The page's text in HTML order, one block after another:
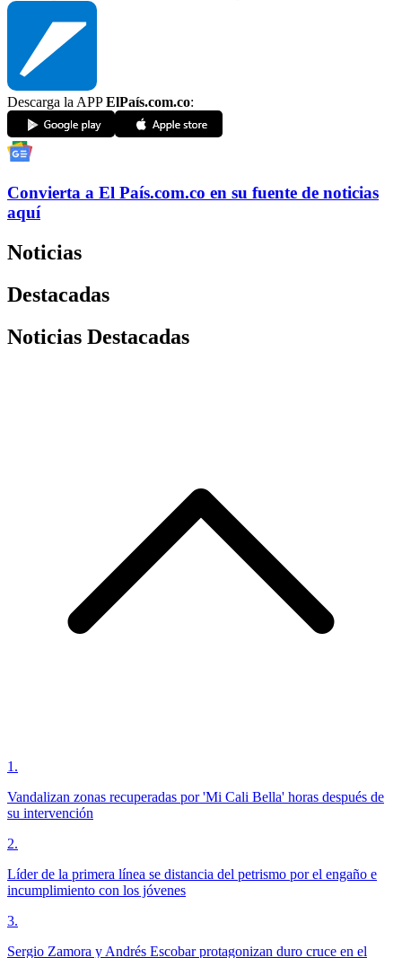
Descarga la APPElPaís.com.co:
Convierta a El País.com.co en su fuente de noticias
aquí
Noticias
Destacadas
Noticias Destacadas
1 .
Vandalizan zonas recuperadas por 'Mi Cali Bella' horas después de
su intervención
2.
Líder de la primera línea se distancia del petrismo por el engaño e
incumplimiento con los jóvenes
3.
Sergio Zamora y Andrés Escobar protagonizan duro cruce en el